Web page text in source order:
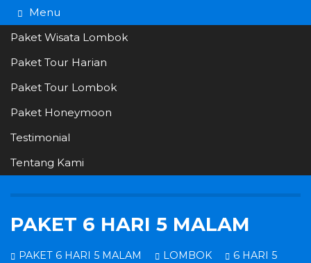
Menu
Paket Wisata Lombok
Paket Tour Harian
Paket Tour Lombok
Paket Honeymoon
Testimonial
Tentang Kami
PAKET 6 HARI 5 MALAM
PAKET 6 HARI 5 MALAM LOMBOK
6 HARI 5